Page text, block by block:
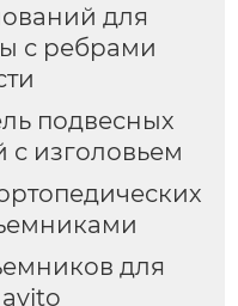
для
с ребрами
подвесных
с изголовьем
для